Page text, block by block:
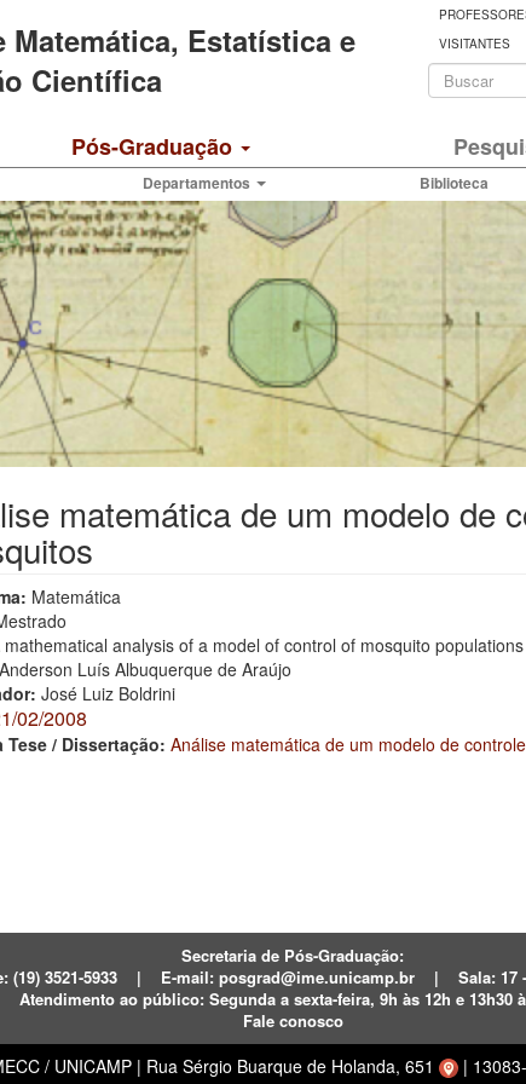
Estatística e
Científica
VISITANTES
busca
Pós-Graduação
Departamentos Biblioteca
matemática de um modelo de
Matemática
mathematical analysis of a model of control of mosquito populations
Anderson Luís Albuquerque de Araújo
José Luiz Boldrini
02/2008
Tese / Dissertação: Análise matemática de um modelo de
Secretaria de Pós-Graduação:
(19) 3521-5933 | E-mail: posgrad@ime.unicamp.br |
Sala: 17
Atendimento ao público: Segunda a sexta-feira, 9h às 12h e 13h30
Fale conosco
/ UNICAMP | Rua Sérgio Buarque de Holanda, 651 |